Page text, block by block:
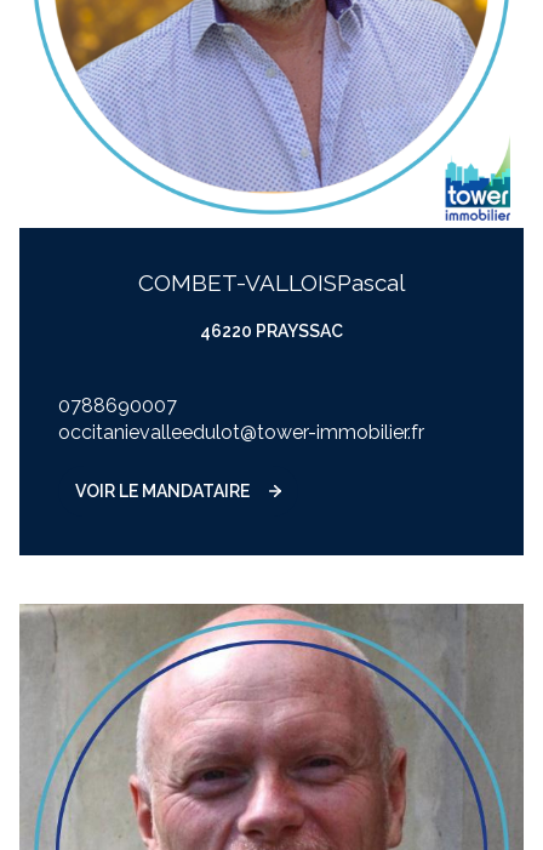
COMBET-VALLOIS pascal
46220 PRAYSSAC
0788690007
occitanievalleedulot@tower-immobilier.fr
VOIR LE MANDATAIRE